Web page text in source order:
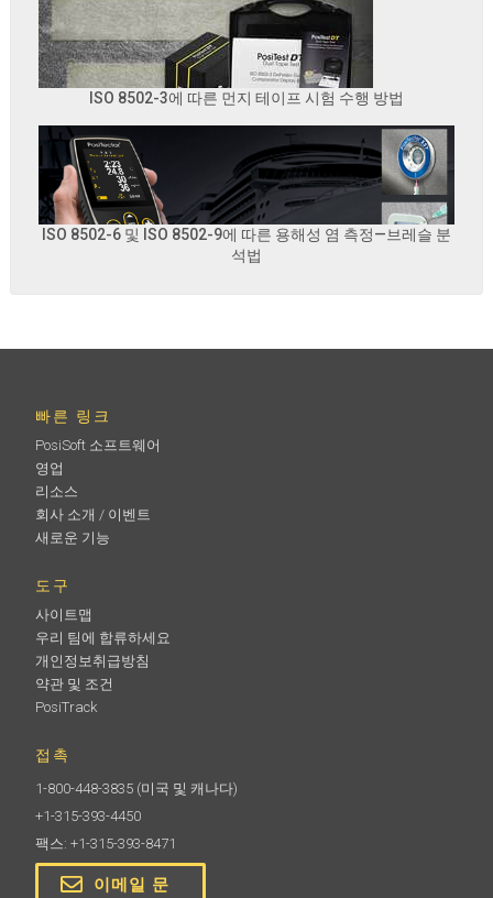
ISO 8502-3에 따른 먼지 테이프 시험 수행 방법
ISO 8502-6 및 ISO 8502-9에 따른 용해성 염 측정—브레슬 분
석법
빠른 링크
PosiSoft 소프트웨어
영업
리소스
회사 소개 / 이벤트
새로운 기능
도구
사이트맵
우리 팀에 합류하세요
개인정보취급방침
약관 및 조건
PosiTrack
접촉
1-800-448-3835 (미국 및 캐나다)
+1-315-393-4450
팩스: +1-315-393-8471
이메일 문